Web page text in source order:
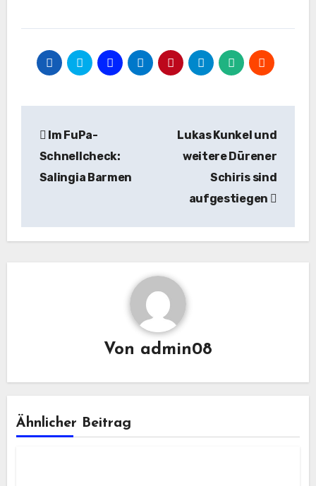
Im FuPa-
Schnellcheck:
Salingia Barmen
Lukas Kunkel und
weitere Dürener
Schiris sind
aufgestiegen
Von admin08
Ähnlicher Beitrag